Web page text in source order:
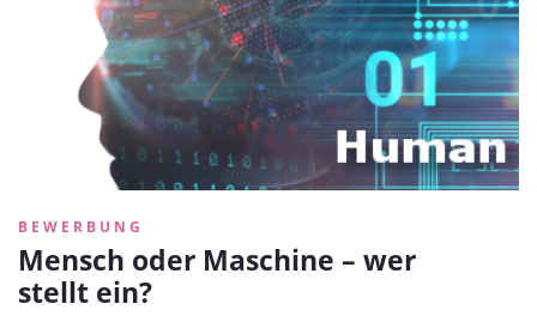
BEWERBUNG
Mensch oder Maschine – wer
stellt ein?